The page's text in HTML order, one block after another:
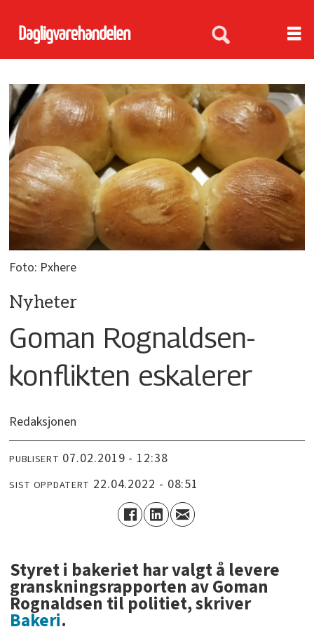
Foto: Pxhere
Nyheter
Goman Rognaldsen-
konflikten eskalerer
Redaksjonen
PUBLISERT 07.02.2019 - 12:38
SIST OPPDATERT 22.04.2022 - 08:51
Styret i bakeriet har valgt å levere
granskningsrapporten av Goman
Rognaldsen til politiet, skriver
Bakeri.